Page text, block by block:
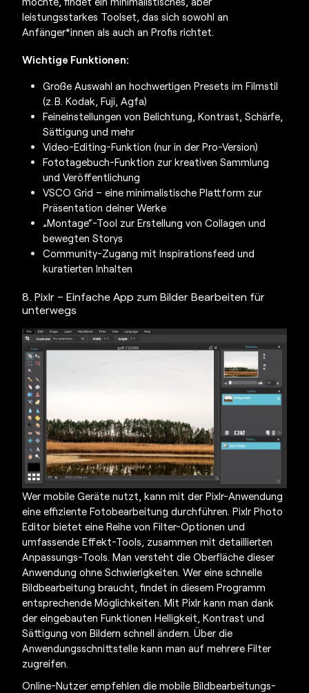
leistungsstarkes Toolset, das sich sowohl an
Anfänger*innen als auch an Profis richtet.
Wichtige Funktionen:
Große Auswahl an hochwertigen Presets im Filmstil
(z. B. Kodak, Fuji, Agfa)
Feineinstellungen von Belichtung, Kontrast, Schärfe,
Sättigung und mehr
Video-Editing-Funktion (nur in der Pro-Version)
Fototagebuch-Funktion zur kreativen Sammlung
und Veröffentlichung
VSCO Grid – eine minimalistische Plattform zur
Präsentation deiner Werke
„Montage“-Tool zur Erstellung von Collagen und
bewegten Storys
Community-Zugang mit Inspirationsfeed und
kuratierten Inhalten
8. Pixlr – Einfache App zum Bilder Bearbeiten für
unterwegs
Wer mobile Geräte nutzt, kann mit der Pixlr-Anwendung
eine effiziente Fotobearbeitung durchführen. Pixlr Photo
Editor bietet eine Reihe von Filter-Optionen und
umfassende Effekt-Tools, zusammen mit detaillierten
Anpassungs-Tools. Man versteht die Oberfläche dieser
Anwendung ohne Schwierigkeiten. Wer eine schnelle
Bildbearbeitung braucht, findet in diesem Programm
entsprechende Möglichkeiten. Mit Pixlr kann man dank
der eingebauten Funktionen Helligkeit, Kontrast und
Sättigung von Bildern schnell ändern. Über die
Anwendungsschnittstelle kann man auf mehrere Filter
zugreifen.
Online-Nutzer empfehlen die mobileBildbearbeitungs-